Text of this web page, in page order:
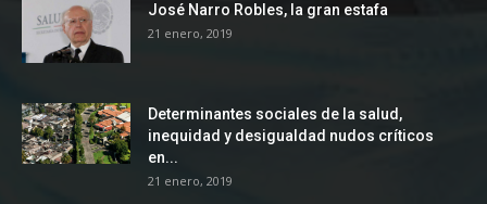
José Narro Robles, la gran estafa
21 enero, 2019
Determinantes sociales de la salud,
inequidad y desigualdad nudos críticos
en...
21 enero, 2019